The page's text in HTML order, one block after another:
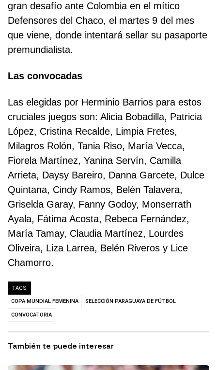
gran desafío ante Colombia en el mítico
Defensores del Chaco, el martes 9 del mes
que viene, donde intentará sellar su pasaporte
premundialista.
Las convocadas
Las elegidas por Herminio Barrios para estos
cruciales juegos son: Alicia Bobadilla, Patricia
López, Cristina Recalde, Limpia Fretes,
Milagros Rolón, Tania Riso, María Vecca,
Fiorela Martínez, Yanina Servín, Camilla
Arrieta, Daysy Bareiro, Danna Garcete, Dulce
Quintana, Cindy Ramos, Belén Talavera,
Griselda Garay, Fanny Godoy, Monserrath
Ayala, Fátima Acosta, Rebeca Fernández,
María Tamay, Claudia Martínez, Lourdes
Oliveira, Liza Larrea, Belén Riveros y Lice
Chamorro.
TAGS
COPA MUNDIAL FEMENINA SELECCIÓN PARAGUAYA DE FÚTBOL
CONVOCATORIA
También te puede interesar